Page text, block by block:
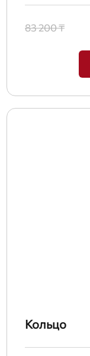
83 200 ₸
Кольцо